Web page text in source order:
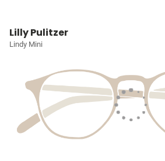
Lilly Pulitzer
Lindy Mini